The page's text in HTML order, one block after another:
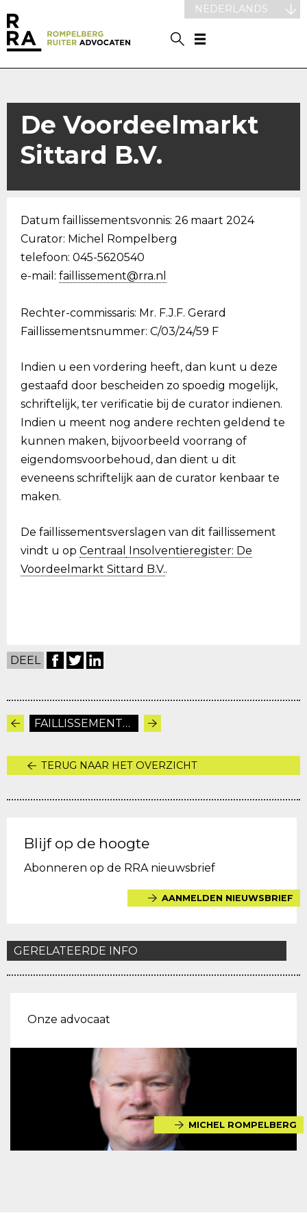
NEDERLANDS
De Voordeelmarkt
Sittard B.V.
Datum faillissementsvonnis: 26 maart 2024
Curator: Michel Rompelberg
telefoon: 045-5620540
e-mail: faillissement@rra.nl
Rechter-commissaris: Mr. F.J.F. Gerard
Faillissementsnummer: C/03/24/59 F
Indien u een vordering heeft, dan kunt u deze
gestaafd door bescheiden zo spoedig mogelijk,
schriftelijk, ter verificatie bij de curator indienen.
Indien u meent nog andere rechten geldend te
kunnen maken, bijvoorbeeld voorrang of
eigendomsvoorbehoud, dan dient u dit
eveneens schriftelijk aan de curator kenbaar te
maken.
De faillissementsverslagen van dit faillissement
vindt u op Centraal Insolventieregister: De
Voordeelmarkt Sittard B.V..
DEEL
FAILLISSEMENTEN
TERUG NAAR HET OVERZICHT
Blijf op de hoogte
Abonneren op de RRA nieuwsbrief
AANMELDEN NIEUWSBRIEF
GERELATEERDE INFO
Onze advocaat
MICHEL ROMPELBERG